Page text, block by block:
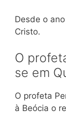
Desde o
Cristo.
O
se em
O profeta
à Beócia o